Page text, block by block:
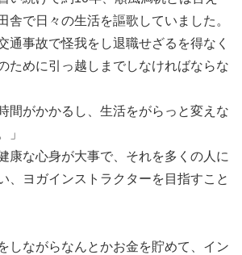
舎で日々の生活を謳歌していました。
通事故で怪我をし退職せざるを得なく
ために引っ越しまでしなければならな
間がかかるし、生活をがらっと変えな
」
康な心身が大事で、それを多くの人に
、ヨガインストラクターを目指すこと
しながらなんとかお金を貯めて、イン